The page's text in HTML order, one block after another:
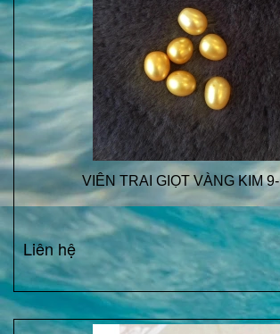
VIÊN TRAI GIỌT VÀNG KIM
Liên hệ